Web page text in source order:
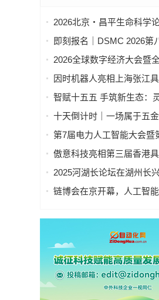
2026北京・昌平生命科学
全国医药工业信息年会在
即刻报名｜DSMC 2026第
业&新能源数智峰会全新启
2026全球数字经济大会暨
性经济AI论坛在京隆重召开
因时机器人亮相上海张江
者大会
智赋十五五 手筑新生态：
具身智能新基建
十天倒计时｜一场属于五
会，即将启幕！
第7届电力人工智能大会暨
业数字化转型大会，10月
傲意科技亮相第三届香港
科技论坛，共同探讨医疗科
2025河湖长论坛在湖州长
链博会在京开幕，人工智